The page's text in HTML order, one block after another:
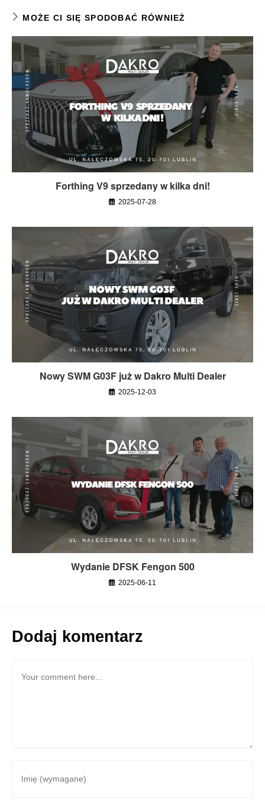
MOŻE CI SIĘ SPODOBAĆ RÓWNIEŻ
Forthing V9 sprzedany w kilka dni!
2025-07-28
Nowy SWM G03F już w Dakro Multi Dealer
2025-12-03
Wydanie DFSK Fengon 500
2025-06-11
Dodaj komentarz